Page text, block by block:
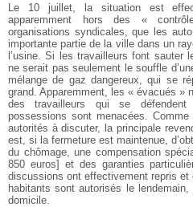
Le 10 juillet, la situation est
apparemment hors des «
organisations syndicales, que les
importante partie de la ville dans un
l’usine. Si les travailleurs font sauter
ne serait pas seulement le souffle
mélange de gaz dangereux, qui se
grand. Apparemment, les « évacués »
des travailleurs qui se
possessions sont menacées.
autorités à discuter, la principale
est, si la fermeture est maintenue,
du chômage, une compensation
850 euros] et des garanties
discussions ont effectivement repris
habitants sont autorisés le
domicile.